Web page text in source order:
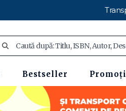
Bestseller